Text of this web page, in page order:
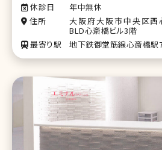
休診日
年中無休
住所
大阪府大阪市中央区西
BLD心斎橋ビル3階
最寄り駅
地下鉄御堂筋線心斎橋駅